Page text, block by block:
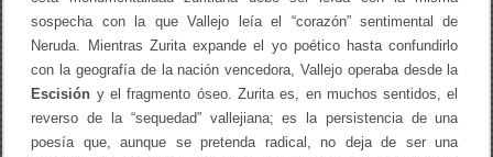
sospecha con la que Vallejo leía el “corazón” sentimental de
Neruda. Mientras Zurita expande el yo poético hasta confundirlo
con la geografía de la nación vencedora, Vallejo operaba desde la
Escisión y el fragmento óseo. Zurita es, en muchos sentidos, el
reverso de la “sequedad” vallejiana; es la persistencia de una
poesía que, aunque se pretenda radical, no deja de ser una